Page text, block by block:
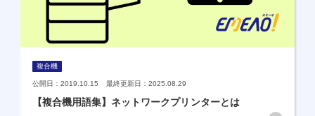
複合機
公開日：2019.10.15 最終更新日：2025.08.29
【複合機用語集】ネットワークプリンターとは